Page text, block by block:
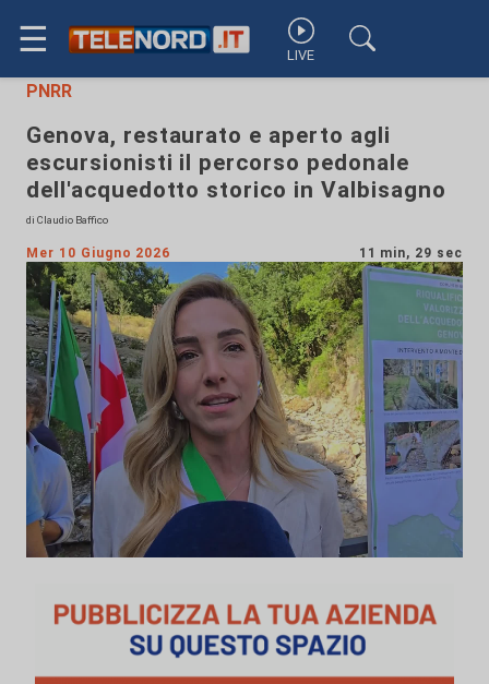
☰ LIVE
PNRR
Genova, restaurato e aperto agli
escursionisti il percorso pedonale
dell'acquedotto storico in Valbisagno
di Claudio Baffico
Mer 10 Giugno 2026 11 min, 29 sec